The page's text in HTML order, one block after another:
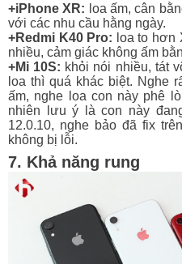
+iPhone XR: loa ấm, cân
với các nhu cầu hằng ngày.
+Redmi K40 Pro: loa to hơn
nhiều, cảm giác không ấm
+Mi 10S: khỏi nói nhiều, tát
loa thì quá khác biệt. Nghe
ấm, nghe loa con này phê
nhiên lưu ý là con này
12.0.10, nghe bảo đã fix
không bị lỗi.
7. Khả năng rung